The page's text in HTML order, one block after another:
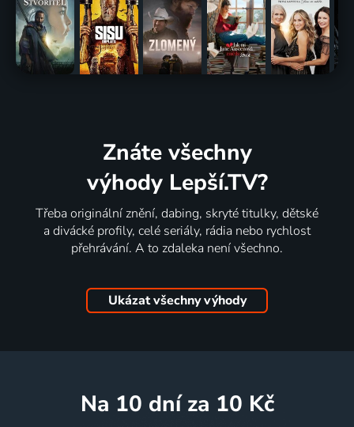
Znáte všechny
výhody Lepší.TV?
Třeba originální znění, dabing, skryté titulky, dětské
a divácké profily, celé seriály, rádia nebo rychlost
přehrávání. A to zdaleka není všechno.
Ukázat všechny výhody
na 10 dní za 10 Kč